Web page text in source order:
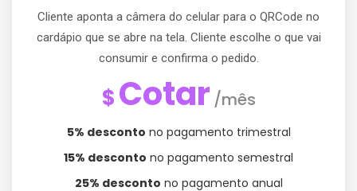
Cliente aponta a câmera do celular para o QRCode no
cardápio que se abre na tela. Cliente escolhe o que vai
consumir e confirma o pedido.
$Cotar /mês
5% desconto no pagamento trimestral
15% desconto no pagamento semestral
25% desconto no pagamento anual